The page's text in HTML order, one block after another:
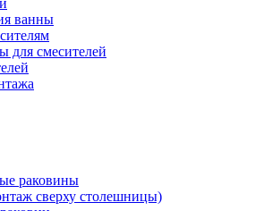
ванны
для смесителей
раковины
сверху столешницы)